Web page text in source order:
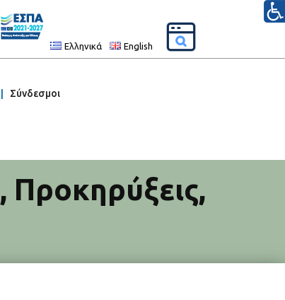
Ελληνικά English
Σύνδεσμοι
, Προκηρύξεις,